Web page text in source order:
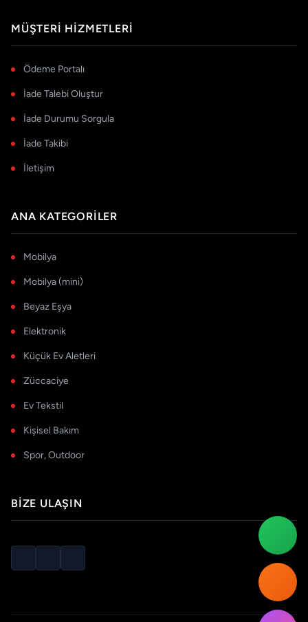
MÜŞTERI HIZMETLERI
Ödeme Portalı
İade Talebi Oluştur
İade Durumu Sorgula
İade Takibi
İletişim
ANA KATEGORILER
Mobilya
Mobilya (mini)
Beyaz Eşya
Elektronik
Küçük Ev Aletleri
Züccaciye
Ev Tekstil
Kişisel Bakım
Spor, Outdoor
BIZE ULAŞIN